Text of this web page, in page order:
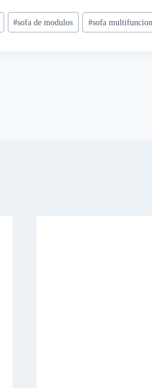
#sofa de modulos #sofa multifuncion